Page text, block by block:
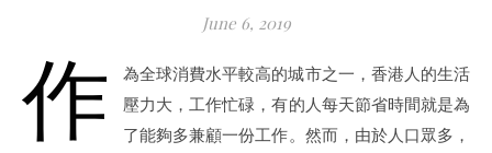
June 6, 2019
作
為全球消費水平較高的城市之一，香港人的生活
壓力大，工作忙碌，有的人每天節省時間就是為
了能夠多兼顧一份工作。然而，由於人口眾多，